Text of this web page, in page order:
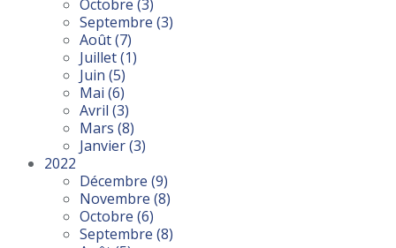
Octobre (3)
Septembre (3)
Août(7)
Juillet(1)
Juin (5)
Mai (6)
Avril (3)
Mars (8)
Janvier(3)
2022
Décembre (9)
Novembre (8)
Octobre (6)
Septembre (8)